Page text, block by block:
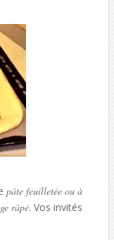
pâte feuilletée ou à
râpé. Vos invités